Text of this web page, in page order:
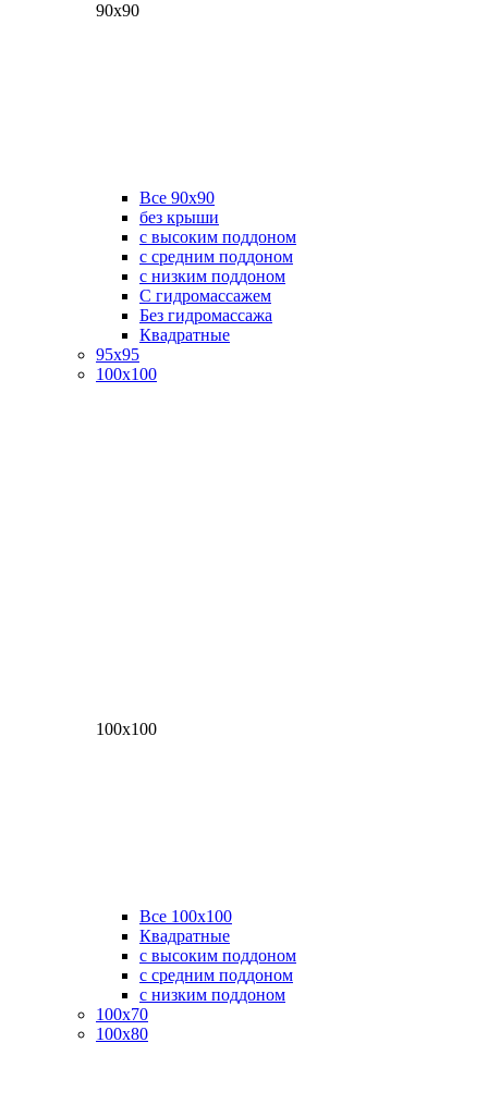
90х90
Все 90х90
без крыши
с высоким поддоном
с средним поддоном
с низким поддоном
С гидромассажем
Без гидромассажа
Квадратные
95х95
100х100
100х100
Все 100х100
Квадратные
с высоким поддоном
с средним поддоном
с низким поддоном
100х70
100х80